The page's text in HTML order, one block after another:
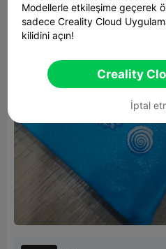
Modellerle etkileşime geçerek
sadece Creality Cloud
kilidini açın!
Creality
İptal